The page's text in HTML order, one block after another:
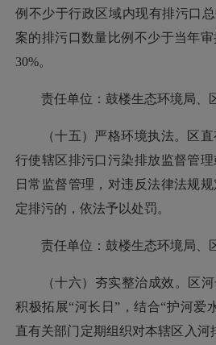
例不少于行政区域内现有排污口
案的排污口数量比例不少于当年
30%。
责任单位：鼓楼生态环境局、
（十五）严格环境执法。区直
行使辖区排污口污染排放监督管
日常监督管理，对违反法律法规
定排污的，依法予以处罚。
责任单位：鼓楼生态环境局、
（十六）夯实整治成效。区河
积极拓展“河长日”，结合“护河爱
直有关部门定期组织对本辖区入河